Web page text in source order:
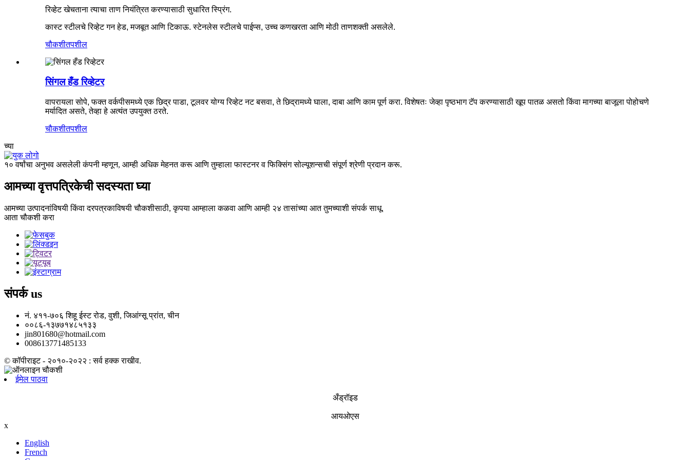
रिव्हेट खेचताना त्याचा ताण नियंत्रित करण्यासाठी सुधारित स्प्रिंग.
कास्ट स्टीलचे रिव्हेट गन हेड, मजबूत आणि टिकाऊ. स्टेनलेस स्टीलचे पाईप्स, उच्च कणखरता आणि मोठी ताणशक्ती असलेले.
चौकशीतपशील
सिंगल हँड रिव्हेटर
वापरायला सोपे, फक्त वर्कपीसमध्ये एक छिद्र पाडा, टूलवर योग्य रिव्हेट नट बसवा, ते छिद्रामध्ये घाला, दाबा आणि काम पूर्ण करा. विशेषतः जेव्हा पृष्ठभाग टॅप करण्यासाठी खूप पातळ असतो किंवा मागच्या बाजूला पोहोचणे
मर्यादित असते, तेव्हा हे अत्यंत उपयुक्त ठरते.
चौकशीतपशील
च्या
१० वर्षांचा अनुभव असलेली कंपनी म्हणून, आम्ही अधिक मेहनत करू आणि तुम्हाला फास्टनर व फिक्सिंग सोल्यूशन्सची संपूर्ण श्रेणी प्रदान करू.
आमच्या वृत्तपत्रिकेची सदस्यता घ्या
आमच्या उत्पादनांविषयी किंवा दरपत्रकाविषयी चौकशीसाठी, कृपया आम्हाला कळवा आणि आम्ही २४ तासांच्या आत तुमच्याशी संपर्क साधू.
आता चौकशी करा
संपर्कus
नं. ४११-७०६ शिहू ईस्ट रोड, वुशी, जिआंग्सू प्रांत, चीन
००८६-१३७७१४८५१३३
jin801680@hotmail.com
008613771485133
© कॉपीराइट - २०१०-२०२२ : सर्व हक्क राखीव.
ईमेल पाठवा
अँड्रॉइड
आयओएस
x
English
French